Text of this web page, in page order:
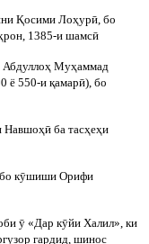
Қосими Лоҳурӣ , бо
1385-и шамсӣ
Абдуллоҳ Муҳаммад
ё 550-и қамарӣ), бо
Навшоҳӣ ба тасҳеҳи
, бо кӯшиши Орифи
ӯ «Дар кӯйи Халил», ки
гардид шинос